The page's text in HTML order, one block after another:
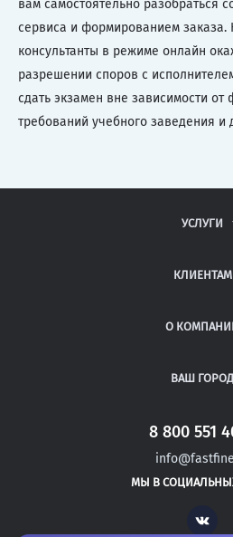
вам самостоятельно разобраться
сервиса и формированием заказа.
консультанты в режиме онлайн
разрешении споров с
сдать экзамен вне зависимости
требований учебного заведения и
УСЛУГИ
ДИПЛОМНЫЕ
РЕФЕРАТЫ
КЛИЕНТАМ
ВОПРОСЫ И
ПОЛИТИКА
О
КОНТАКТЫ
ВАШ ГОРОД
САНКТ-
УДОМЛЯ
8 800 551
МЫ В
Vk